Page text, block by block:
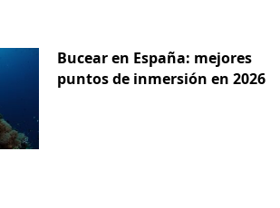
Bucear en España: mejores
puntos de inmersión en 2026